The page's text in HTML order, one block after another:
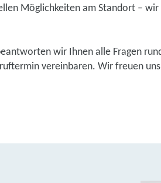
Möglichkeiten am Standort –
wir Ihnen alle Fragen
vereinbaren. Wir freuen